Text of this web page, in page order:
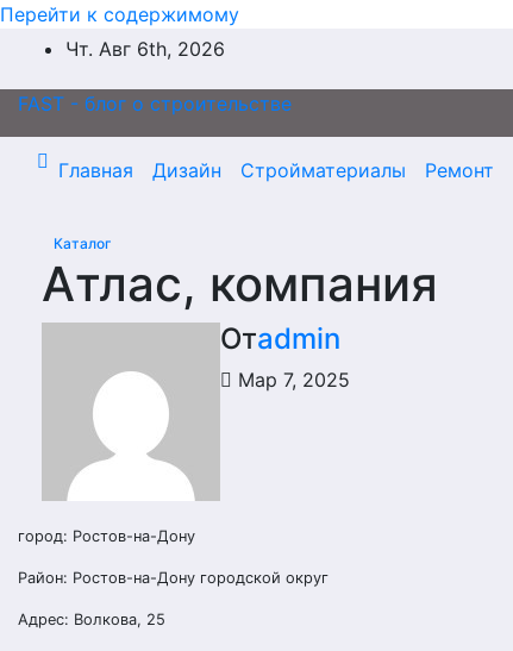
Перейти к содержимому
Чт. Авг 6th, 2026
FAST - блог о строительстве
Главная Дизайн Стройматериалы Ремонт
Каталог
Атлас, компания
Отadmin
Мар 7, 2025
город: Ростов-на-Дону
Район: Ростов-на-Дону городской округ
Адрес: Волкова, 25